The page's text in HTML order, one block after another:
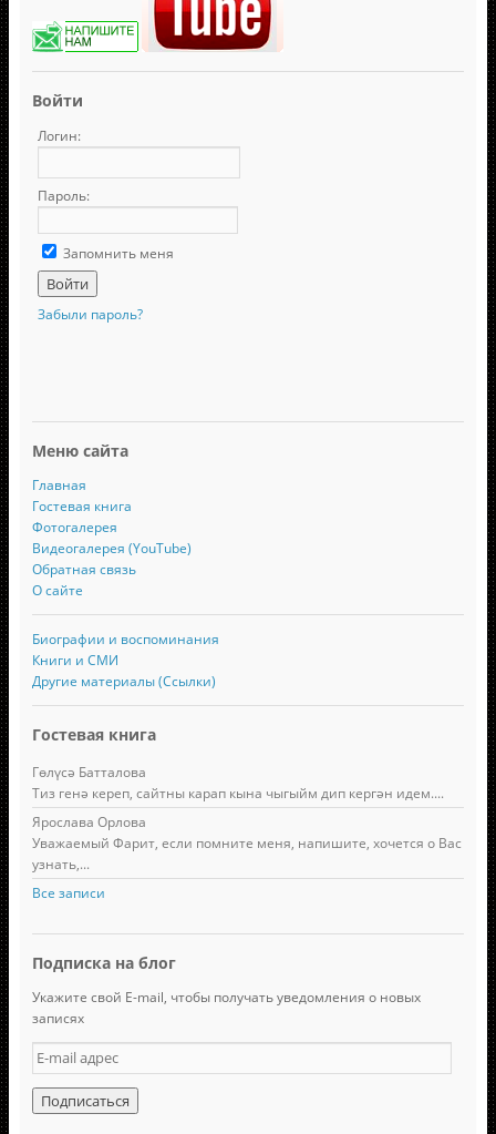
Войти
Логин:
Пароль:
Запомнить меня
Забыли пароль?
Меню сайта
Главная
Гостевая книга
Фотогалерея
Видеогалерея (YouTube)
Обратная связь
О сайте
Биографии и воспоминания
Книги и СМИ
Другие материалы (Ссылки)
Гостевая книга
Гөлүсә Батталова
Тиз генә кереп, сайтны карап кына чыгыйм дип кергән идем....
Ярослава Орлова
Уважаемый Фарит, если помните меня, напишите, хочется о Вас
узнать,...
Все записи
Подписка на блог
Укажите свой E-mail, чтобы получать уведомления о новых
записях
E
-
m
a